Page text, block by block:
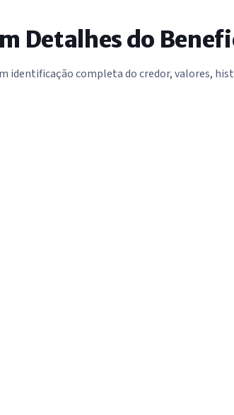
Detalhes do
identificação completa do credor, valores,